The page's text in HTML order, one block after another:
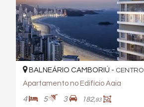
BALNEÁRIO CAMBORIÚ - CENTRO
Apartamento no Edifício Aaia
4 5 3 182,93